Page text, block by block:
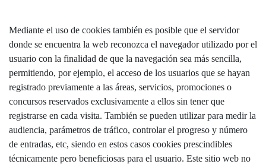
Mediante el uso de cookies también es posible que el servidor
donde se encuentra la web reconozca el navegador utilizado por el
usuario con la finalidad de que la navegación sea más sencilla,
permitiendo, por ejemplo, el acceso de los usuarios que se hayan
registrado previamente a las áreas, servicios, promociones o
concursos reservados exclusivamente a ellos sin tener que
registrarse en cada visita. También se pueden utilizar para medir la
audiencia, parámetros de tráfico, controlar el progreso y número
de entradas, etc, siendo en estos casos cookies prescindibles
técnicamente pero beneficiosas para el usuario. Este sitio web no